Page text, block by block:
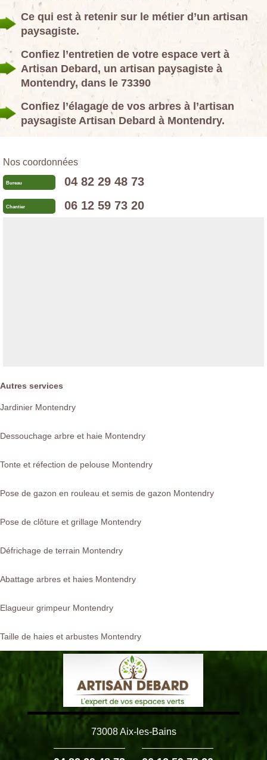
Ce qui est à retenir sur le métier d’un artisan
paysagiste.
Confiez l’entretien de votre espace vert à
Artisan Debard, un artisan paysagiste à
Montendry, dans le 73390
Confiez l’élagage de vos arbres à l’artisan
paysagiste Artisan Debard à Montendry.
Nos coordonnées
Bureau 04 82 29 48 73
Chantier 06 12 59 73 20
Autres services
Jardinier Montendry
Dessouchage arbre et haie Montendry
Tonte et réfection de pelouse Montendry
Pose de gazon en rouleau et semis de gazon Montendry
Pose de clôture et grillage Montendry
Défrichage de terrain Montendry
Abattage arbres et haies Montendry
Elagueur grimpeur Montendry
Taille de haies et arbustes Montendry
73008 Aix-les-Bains